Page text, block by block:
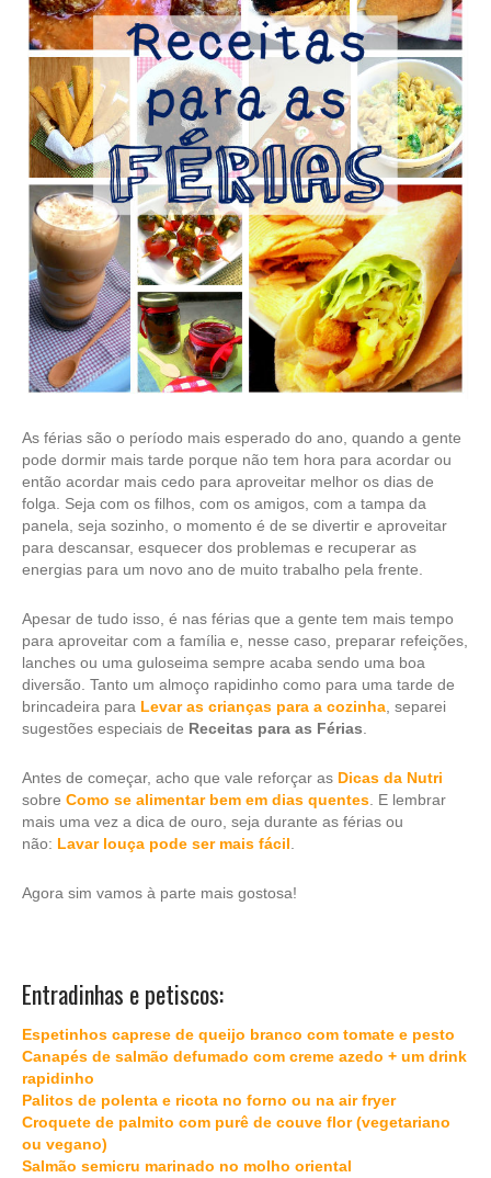
As férias são o período mais esperado do ano, quando a gente
pode dormir mais tarde porque não tem hora para acordar ou
então acordar mais cedo para aproveitar melhor os dias de
folga. Seja com os filhos, com os amigos, com a tampa da
panela, seja sozinho, o momento é de se divertir e aproveitar
para descansar, esquecer dos problemas e recuperar as
energias para um novo ano de muito trabalho pela frente.
Apesar de tudo isso, é nas férias que a gente tem mais tempo
para aproveitar com a família e, nesse caso, preparar refeições,
lanches ou uma guloseima sempre acaba sendo uma boa
diversão. Tanto um almoço rapidinho como para uma tarde de
brincadeira para Levar as crianças para a cozinha , separei
sugestões especiais de Receitas para as Férias
Antes de começar, acho que vale reforçar as Dicas da Nutri
sobre Como se alimentar bem em dias quentes . E lembrar
mais uma vez a dica de ouro, seja durante as férias ou
não: Lavar louça pode ser mais fácil
Agora sim vamos à parte mais gostosa!
Entradinhas e petiscos:
Espetinhos caprese de queijo branco com tomate e pesto
Canapés de salmão defumado com creme azedo + um drink
rapidinho
Palitos de polenta e ricota no forno ou na air fryer
Croquete de palmito com purê de couve flor (vegetariano
ou vegano)
Salmão semicru marinado no molho oriental